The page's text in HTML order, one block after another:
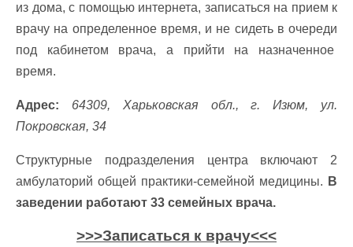
из дома, с помощью интернета, записаться на прием к
врачу на определенное время, и не сидеть в очереди
под кабинетом врача, а прийти на назначенное
время.
Адрес:
64309, Харьковская обл., г. Изюм, ул.
Покровская, 34
Структурные подразделения центра включают 2
амбулаторий общей практики-семейной медицины. В
заведении работают 33 семейных врача.
>>>Записаться к врачу<<<